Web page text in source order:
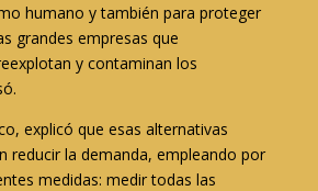
humano y también para proteger
grandes empresas que
y contaminan los
explicó que esas alternativas
reducir la demanda, empleando por
medidas: medir todas las